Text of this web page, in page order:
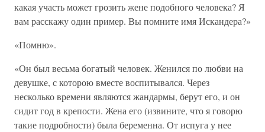
какая участь может грозить жене подобного человека? Я
вам расскажу один пример. Вы помните имя Искандера?»
«Помню».
«Он был весьма богатый человек. Женился по любви на
девушке, с которою вместе воспитывался. Через
несколько времени являются жандармы, берут его, и он
сидит год в крепости. Жена его (извините, что я говорю
такие подробности) была беременна. От испуга у нее